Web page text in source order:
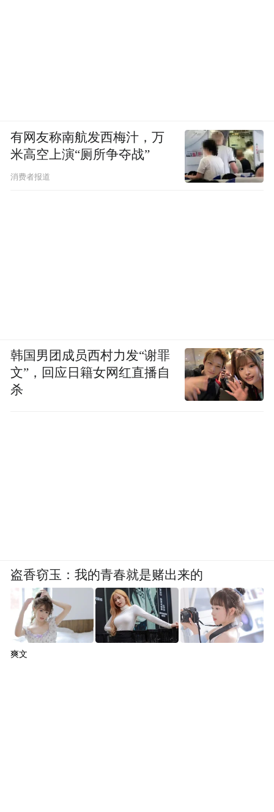
有网友称南航发西梅汁，万
米高空上演“厕所争夺战”
消费者报道
韩国男团成员西村力发“谢罪
文”，回应日籍女网红直播自
杀
盗香窃玉：我的青春就是赌出来的
爽文